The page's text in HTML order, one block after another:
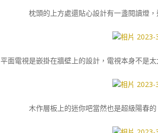
枕頭的上方處還貼心設計有一盞閱讀燈
平面電視是嵌掛在牆壁上的設計，電視本身不是
木作層板上的迷你吧當然也是超級陽春